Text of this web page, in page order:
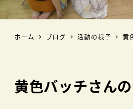
ホーム ブログ 活動の様子 黄
黄色バッチさん